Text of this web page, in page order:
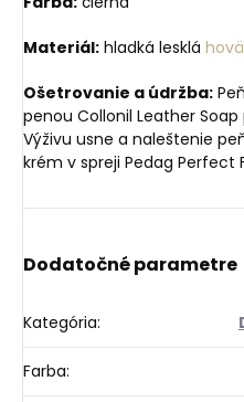
Materiál: hladká lesklá
Ošetrovanie a údržba:
penou Collonil Leather
Výživu usne a naleštenie
krém v spreji Pedag Perfect
Dodatočné parametre
Kategória:
Farba: